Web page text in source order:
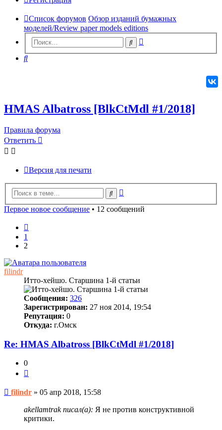
Список форумов Обзор изданий бумажных
моделей/Review paper models editions
Поиск
Поиск
HMAS Albatross [BlkCtMdl #1/2018]
Правила форума
Ответить
Ответить
Версия для печати
Поиск
Первое новое сообщение • 12 сообщений
1
2
filindr
Итто-хейшо. Старшина 1-й статьи
Сообщения: 326
Зарегистрирован: 27 ноя 2014, 19:54
Репутация: 0
Откуда: г.Омск
Re: HMAS Albatross [BlkCtMdl #1/2018]
0
Непрочитанное
filindr » 05 апр 2018, 15:58
akellamtrak писал(а): Я не против конструктивной
критики.